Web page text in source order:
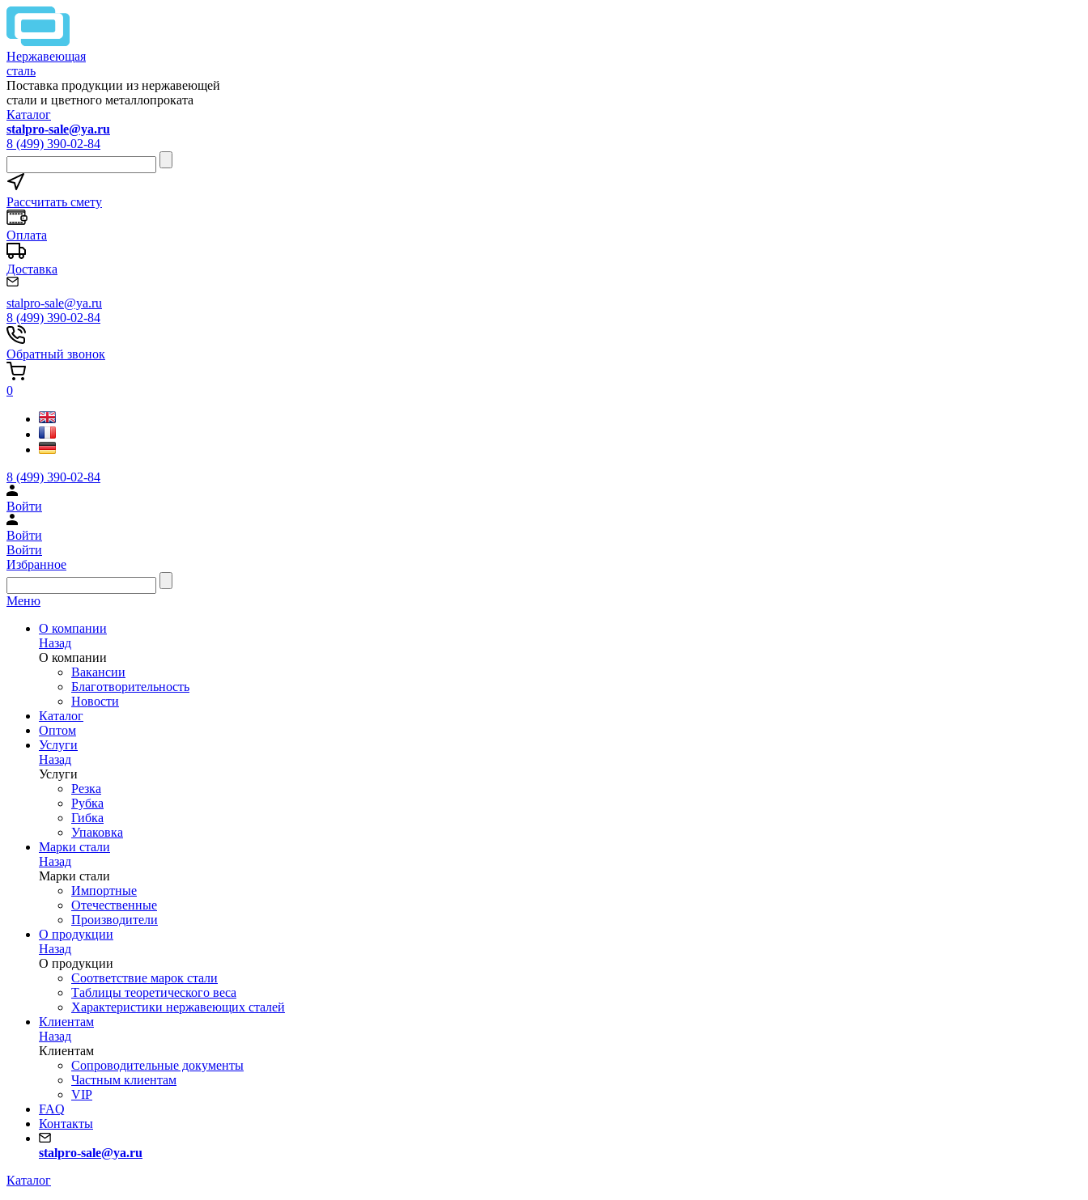
Нержавеющая
сталь
Поставка продукции из нержавеющей
стали и цветного металлопроката
Каталог
stalpro-sale@ya.ru
8 (499) 390-02-84
Рассчитать смету
Оплата
Доставка
stalpro-sale@ya.ru
8 (499) 390-02-84
Обратный звонок
0
8 (499) 390-02-84
Войти
Войти
Войти
Избранное
Меню
О компании
Назад
О компании
Вакансии
Благотворительность
Новости
Каталог
Оптом
Услуги
Назад
Услуги
Резка
Рубка
Гибка
Упаковка
Марки стали
Назад
Марки стали
Импортные
Отечественные
Производители
О продукции
Назад
О продукции
Соответствие марок стали
Таблицы теоретического веса
Характеристики нержавеющих сталей
Клиентам
Назад
Клиентам
Сопроводительные документы
Частным клиентам
VIP
FAQ
Контакты
stalpro-sale@ya.ru
Каталог